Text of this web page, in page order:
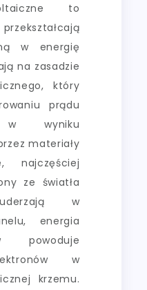
to
w energię
na zasadzie
który
prądu
w wyniku
materiały
najczęściej
ze światła
w
energia
powoduje
w
krzemu.